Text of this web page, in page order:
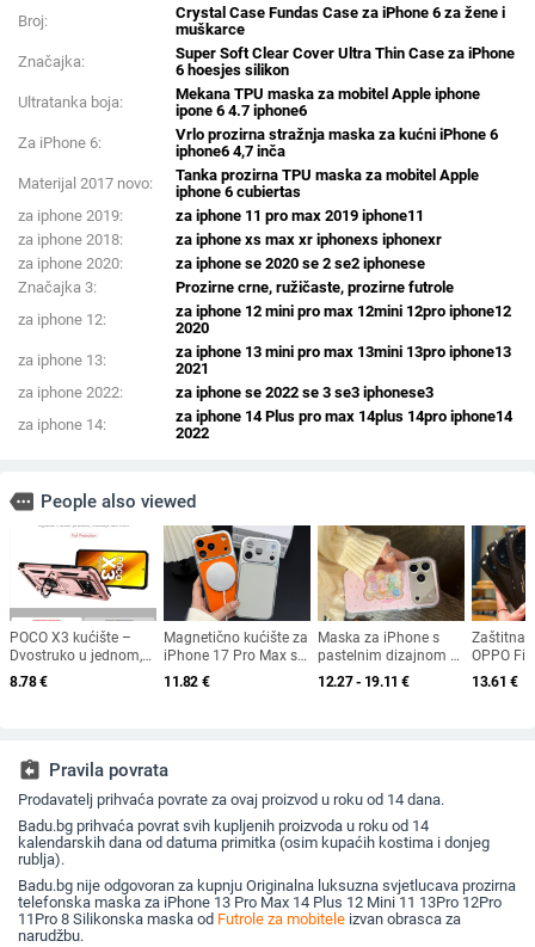
Broj:
Crystal Case Fundas Case za iPhone 6 za žene i
muškarce
Značajka:
Super Soft Clear Cover Ultra Thin Case za iPhone
6 hoesjes silikon
Ultratanka boja:
Mekana TPU maska za mobitel Apple iphone
ipone 6 4.7 iphone6
Za iPhone 6:
Vrlo prozirna stražnja maska za kućni iPhone 6
iphone6 4,7 inča
Materijal 2017 novo:
Tanka prozirna TPU maska za mobitel Apple
iphone 6 cubiertas
za iphone 2019:
za iphone 11 pro max 2019 iphone11
za iphone 2018:
za iphone xs max xr iphonexs iphonexr
za iphone 2020:
za iphone se 2020 se 2 se2 iphonese
Značajka 3:
Prozirne crne, ružičaste, prozirne futrole
za iphone 12:
za iphone 12 mini pro max 12mini 12pro iphone12
2020
za iphone 13:
za iphone 13 mini pro max 13mini 13pro iphone13
2021
za iphone 2022:
za iphone se 2022 se 3 se3 iphonese3
za iphone 14:
za iphone 14 Plus pro max 14plus 14pro iphone14
2022
more People also viewed
POCO X3 kućište –
Dvostruko u jednom,
Originalni dizajn;
Materijal: TPU+PC;
privlačenje, Zaštita od
padova; Kompatibilno
s POCO X3
8.78€
Magnetično kućište za
iPhone 17 Pro Max s
kompletnom zaštitom
objektiva kamere
11.82 €
Maska za iPhone s
pastelnim dizajnom –
medvjeđi motiv s
zvjezdicama i
12.27 - 19.11 €
Zaštitna
OPPO
13.61 €
assignment_return Pravila povrata
Prodavatelj prihvaća povrate za ovaj proizvod u roku od 14 dana.
Badu.bg prihvaća povrat svih kupljenih proizvoda u roku od 14
kalendarskih dana od datuma primitka (osim kupaćih kostima i donjeg
rublja).
Badu.bg nije odgovoran za kupnju Originalna luksuzna svjetlucava prozirna
telefonska maska za iPhone 13 Pro Max 14 Plus 12 Mini 11 13Pro 12Pro
11Pro 8 Silikonska maska od Futrole za mobitele izvan obrasca za
narudžbu.